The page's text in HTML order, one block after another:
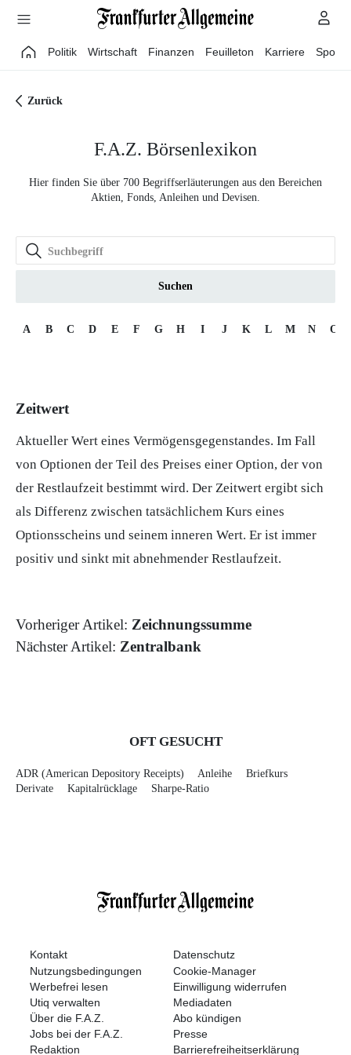
Direkt zum Hauptinhalt
Politik Wirtschaft Finanzen Feuilleton Karriere Sport
Zurück
F.A.Z. Börsenlexikon
Hier finden Sie über 700 Begriffserläuterungen aus den Bereichen
Aktien, Fonds, Anleihen und Devisen.
Suchen
A B C D E F G H I J K L M N O
Zeitwert
Aktueller Wert eines Vermögensgegenstandes. Im Fall
von Optionen der Teil des Preises einer Option, der von
der Restlaufzeit bestimmt wird. Der Zeitwert ergibt sich
als Differenz zwischen tatsächlichem Kurs eines
Optionsscheins und seinem inneren Wert. Er ist immer
positiv und sinkt mit abnehmender Restlaufzeit.
Vorheriger Artikel: Zeichnungssumme
Nächster Artikel: Zentralbank
OFT GESUCHT
ADR (American Depository Receipts) Anleihe
Briefkurs
Derivate
Kapitalrücklage Sharpe-Ratio
Kontakt
Datenschutz
Nutzungsbedingungen
Cookie-Manager
Werbefrei lesen
Einwilligung widerrufen
Utiq verwalten
Mediadaten
Über die F.A.Z.
Abo kündigen
Jobs bei der F.A.Z.
Presse
Redaktion
Barrierefreiheitserklärung